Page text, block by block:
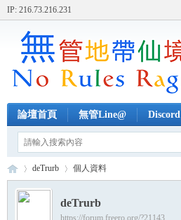
IP: 216.73.216.231
論壇首頁 無管Line@ Discord
deTrurb 個人資料
deTrurb
https://forum.freero.org/?21143